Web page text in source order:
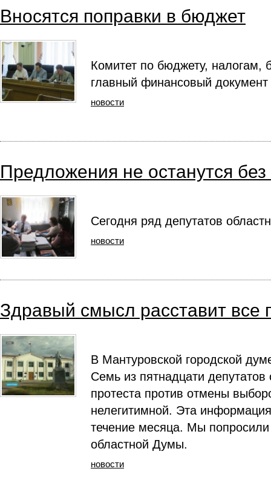
Вносятся поправки в бюджет
Комитет по бюджету, налогам,
главный финансовый документ
новости
Предложения не останутся
Сегодня ряд депутатов
новости
Здравый смысл расставит все
В Мантуровской городской
Семь из пятнадцати депутатов
протеста против отмены
нелегитимной. Эта
течение месяца. Мы
областной Думы.
новости